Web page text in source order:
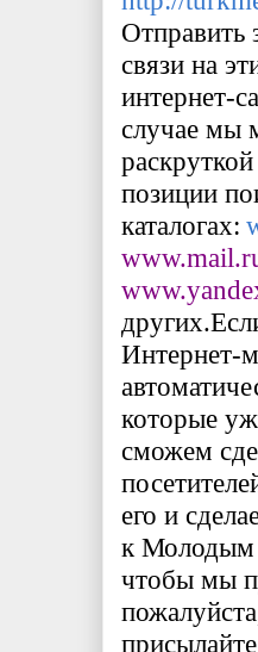
Отправить
связи на
интернет-
случае мы
позиции
каталогах:
www.mail.
www.
других.
Интернет-
которые
сможем
его и
к Молодым
чтобы мы